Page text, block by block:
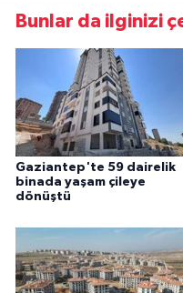
Bunlar da ilginizi
Gaziantep'te 59 dairelik
binada yaşam çileye
dönüştü